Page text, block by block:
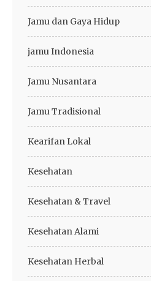
Jamu dan Gaya Hidup
jamu Indonesia
Jamu Nusantara
Jamu Tradisional
Kearifan Lokal
Kesehatan
Kesehatan & Travel
Kesehatan Alami
Kesehatan Herbal